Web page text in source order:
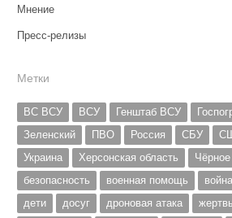
Мнение
Пресс-релизы
Метки
ВС ВСУ ВСУ Генштаб ВСУ
Зеленский
ПВО Россия СБУ
Украина
Херсонская область
безопасность
военная помощь война
дети
досуг дроновая атака